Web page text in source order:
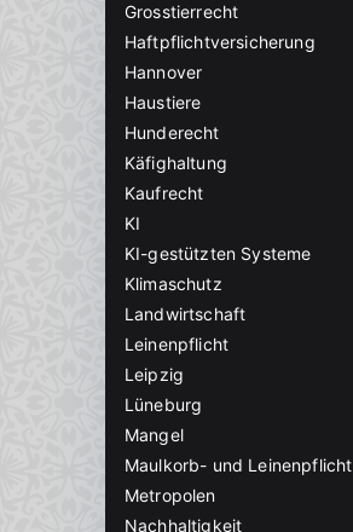
Grosstierrecht
Haftpflichtversicherung
Hannover
Haustiere
Hunderecht
Käfighaltung
Kaufrecht
KI
KI-gestützten Systeme
Klimaschutz
Landwirtschaft
Leinenpflicht
Leipzig
Lüneburg
Mangel
Maulkorb- und Leinenpflicht
Metropolen
Nachhaltigkeit